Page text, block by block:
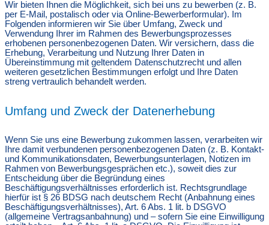
Wir bieten Ihnen die Möglichkeit, sich bei uns zu bewerben (z. B.
per E-Mail, postalisch oder via Online-Bewerberformular). Im
Folgenden informieren wir Sie über Umfang, Zweck und
Verwendung Ihrer im Rahmen des Bewerbungsprozesses
erhobenen personenbezogenen Daten. Wir versichern, dass die
Erhebung, Verarbeitung und Nutzung Ihrer Daten in
Übereinstimmung mit geltendem Datenschutzrecht und allen
weiteren gesetzlichen Bestimmungen erfolgt und Ihre Daten
streng vertraulich behandelt werden.
Umfang und Zweck der Datenerhebung
Wenn Sie uns eine Bewerbung zukommen lassen, verarbeiten wir
Ihre damit verbundenen personenbezogenen Daten (z. B. Kontakt-
und Kommunikationsdaten, Bewerbungsunterlagen, Notizen im
Rahmen von Bewerbungsgesprächen etc.), soweit dies zur
Entscheidung über die Begründung eines
Beschäftigungsverhältnisses erforderlich ist. Rechtsgrundlage
hierfür ist § 26 BDSG nach deutschem Recht (Anbahnung eines
Beschäftigungsverhältnisses), Art. 6 Abs. 1 lit. b DSGVO
(allgemeine Vertragsanbahnung) und – sofern Sie eine Einwilligung